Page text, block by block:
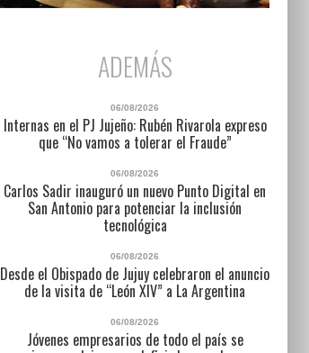
ADEMÁS
06/08/2026
Internas en el PJ Jujeño: Rubén Rivarola expreso
que “No vamos a tolerar el Fraude”
06/08/2026
Carlos Sadir inauguró un nuevo Punto Digital en
San Antonio para potenciar la inclusión
tecnológica
06/08/2026
Desde el Obispado de Jujuy celebraron el anuncio
de la visita de “León XIV” a La Argentina
06/08/2026
Jóvenes empresarios de todo el país se